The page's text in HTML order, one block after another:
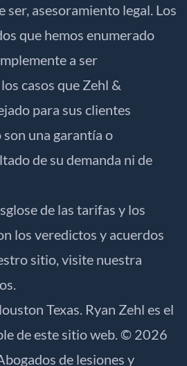
ser, asesoramiento legal. Los
que hemos enumerado
a ser
casos que Zehl &
para sus clientes
una garantía o
de su demanda ni de
de las tarifas y los
los veredictos y acuerdos
sitio, visite nuestra
Texas. Ryan Zehl es el
de este sitio web. © 2026
de lesiones y